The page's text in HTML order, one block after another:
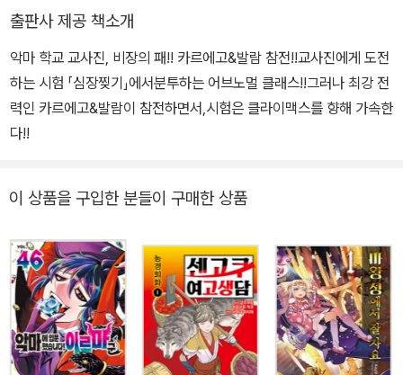
출판사 제공 책소개
악마 학교 교사진, 비장의 패!! 카르에고&발람 참전!!교사진에게 도전
하는 시험 「심장찢기」에서분투하는 어브노멀 클래스!!그러나 최강 전
력인 카르에고&발람이 참전하면서,시험은 클라이맥스를 향해 가속한
다!!
이 상품을 구입한 분들이 구매한 상품